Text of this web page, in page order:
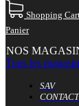
Shopping
Panier
NOS
Tous les
SAV
CONTACT